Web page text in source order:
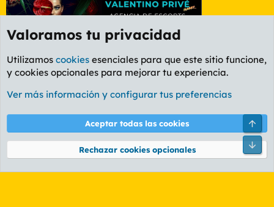
Etiquetas
Cookies
PL OLDSTYLE AMARILLO
Términos y reglas Política de privacidad Ayuda
Community platform by XenForo® © 2010-2026 XenForo Ltd.
Valoramos tu privacidad
Utilizamos cookies esenciales para que este sitio funcione,
y cookies opcionales para mejorar tu experiencia.
Ver más información y configurar tus preferencias
Aceptar todas las cookies
Rechazar cookies opcionales
Pie